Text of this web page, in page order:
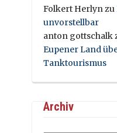
Folkert Herlynzu
unvorstellbar
anton gottschalk
Eupener Land
Tanktourismus
Archiv